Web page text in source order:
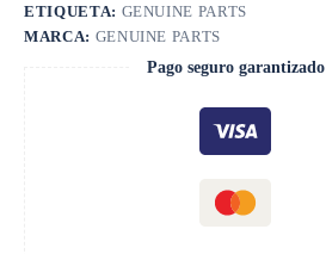
ETIQUETA: GENUINE PARTS
MARCA: GENUINE PARTS
Pago seguro garantizado